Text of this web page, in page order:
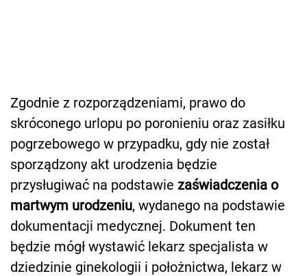
Zgodnie z rozporządzeniami, prawo do
skróconego urlopu po poronieniu oraz zasiłku
pogrzebowego w przypadku, gdy nie został
sporządzony akt urodzenia będzie
przysługiwać na podstawie zaświadczenia o
martwym urodzeniu, wydanego na podstawie
dokumentacji medycznej. Dokument ten
będzie mógł wystawić lekarz specjalista w
dziedzinie ginekologii i położnictwa, lekarz w